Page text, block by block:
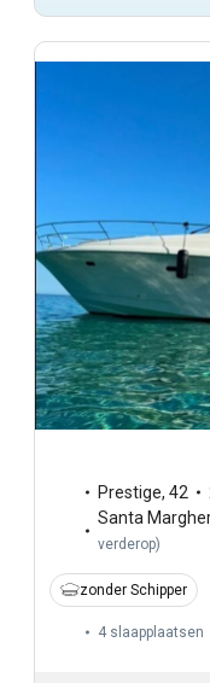
Prestige, 42
Santa
verderop)
zonder Schipper
4 slaapplaatsen